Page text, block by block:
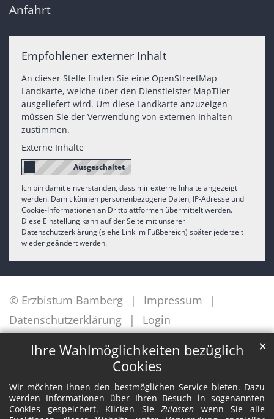
Ihre Wahlmöglichkeiten bezüglich
Cookies
Wir möchten Ihnen den bestmöglichen Service bieten. Dazu
werden Informationen über Ihren Besuch in sogenannten
Cookies gespeichert. Klicken SieZulassen wenn Sie alle
✕
Anfahrt
Empfohlener externer Inhalt
An dieser Stelle finden Sie eine OpenStreetMap
Landkarte, welche über den Dienstleister MapTiler
ausgeliefert wird. Um diese Landkarte anzuzeigen
müssen Sie der Verwendung von externen Inhalten
zustimmen.
Externe Inhalte
Ich bin damit einverstanden, dass mir externe Inhalte angezeigt
werden. Damit können personenbezogene Daten, IP-Adresse und
Cookie-Informationen an Drittplattformen übermittelt werden.
Diese Einstellung kann auf der Seite mit unserer
Datenschutzerklärung (siehe Link im Fußbereich) später jederzeit
wieder geändert werden.
© Erzbistum Bamberg
Impressum
Datenschutzerklärung
Login